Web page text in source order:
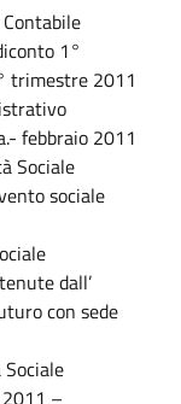
1°
trimestre 2011
febbraio 2011
Sociale
sociale
dall’
con sede
–